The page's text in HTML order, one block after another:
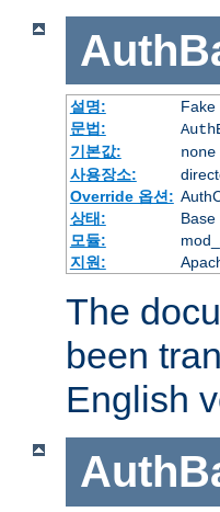
설명:
Fake
문법:
기본값:
none
사용장소:
Override 옵션:
상태:
Base
모듈:
지원:
The
been
English